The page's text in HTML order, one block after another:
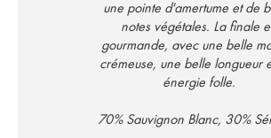
une pointe d'amertume et de
notes végétales. La finale
gourmande, avec une belle
crémeuse, une belle longueur
énergie folle.
70% Sauvignon Blanc, 30%